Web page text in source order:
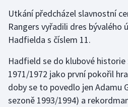
Utkání předcházel slavnostní
Rangers vyřadili dres bývalého
Hadfielda s číslem 11.
Hadfield se do klubové
1971/1972 jako první pokořil
doby se to povedlo jen Adamu
sezoně 1993/1994) a